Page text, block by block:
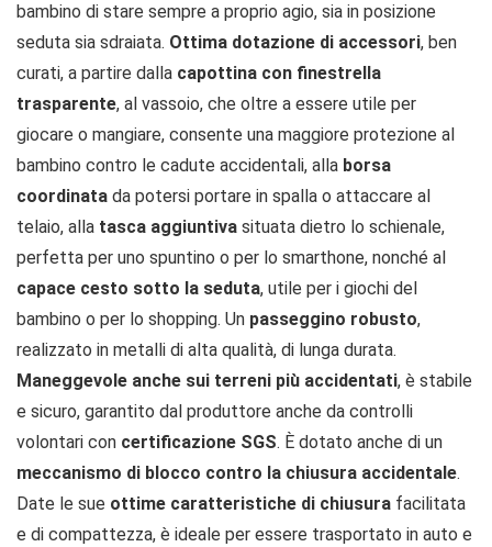
bambino di stare sempre a proprio agio, sia in posizione
seduta sia sdraiata. Ottima dotazione di accessori, ben
curati, a partire dalla capottina con finestrella
trasparente, al vassoio, che oltre a essere utile per
giocare o mangiare, consente una maggiore protezione al
bambino contro le cadute accidentali, alla borsa
coordinata da potersi portare in spalla o attaccare al
telaio, alla tasca aggiuntiva situata dietro lo schienale,
perfetta per uno spuntino o per lo smarthone, nonché al
capace cesto sotto la seduta, utile per i giochi del
bambino o per lo shopping. Un passeggino robusto,
realizzato in metalli di alta qualità, di lunga durata.
Maneggevole anche sui terreni più accidentati, è stabile
e sicuro, garantito dal produttore anche da controlli
volontari con certificazione SGS. È dotato anche di un
meccanismo di blocco contro la chiusura accidentale.
Date le sue ottime caratteristiche di chiusura facilitata
e di compattezza, è ideale per essere trasportato in auto e